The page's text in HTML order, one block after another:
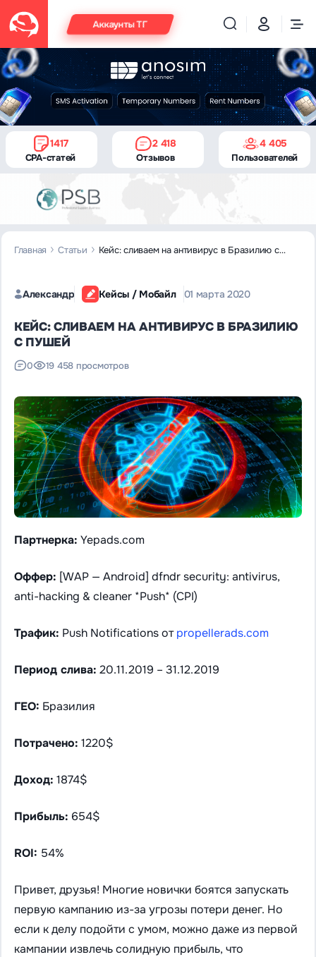
Аккаунты ТГ
1417
CPA-статей
2 418
Отзывов
4 405
Пользователей
Главная Статьи
Кейс: сливаем на антивирус в Бразилию с
Александр Кейсы / Мобайл 01 марта 2020
КЕЙС: СЛИВАЕМ НА АНТИВИРУС В БРАЗИЛИЮ
С ПУШЕЙ
0 19 458 просмотров
Партнерка: Yepads.com
Оффер: [WAP — Android] dfndr security: antivirus,
anti-hacking & cleaner *Push* (CPI)
Трафик: Push Notifications отpropellerads.com
Период слива: 20.11.2019 – 31.12.2019
ГЕО: Бразилия
Потрачено: 1220$
Доход: 1874$
Прибыль: 654$
ROI: 54%
Привет, друзья! Многие новички боятся запускать
первую кампанию из-за угрозы потери денег. Но
если к делу подойти с умом, можно даже из первой
кампании извлечь солидную прибыль, что